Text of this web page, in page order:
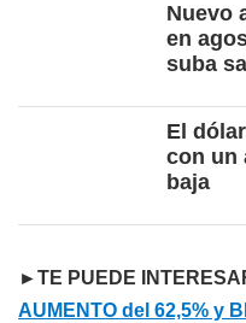
Nuevo
en
suba
El
con un
baja
►TE PUEDE
AUMENTO del 62,5% y